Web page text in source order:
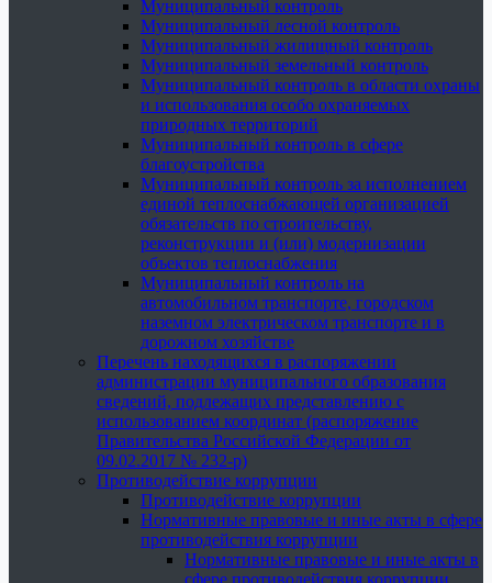
Муниципальный контроль
Муниципальный лесной контроль
Муниципальный жилищный контроль
Муниципальный земельный контроль
Муниципальный контроль в области охраны
и использования особо охраняемых
природных территорий
Муниципальный контроль в сфере
благоустройства
Муниципальный контроль за исполнением
единой теплоснабжающей организацией
обязательств по строительству,
реконструкции и (или) модернизации
объектов теплоснабжения
Муниципальный контроль на
автомобильном транспорте, городском
наземном электрическом транспорте и в
дорожном хозяйстве
Перечень находящихся в распоряжении
администрации муниципального образования
сведений, подлежащих представлению с
использованием координат (распоряжение
Правительства Российской Федерации от
09.02.2017 № 232-р)
Противодействие коррупции
Противодействие коррупции
Нормативные правовые и иные акты в сфере
противодействия коррупции
Нормативные правовые и иные акты в
сфере противодействия коррупции